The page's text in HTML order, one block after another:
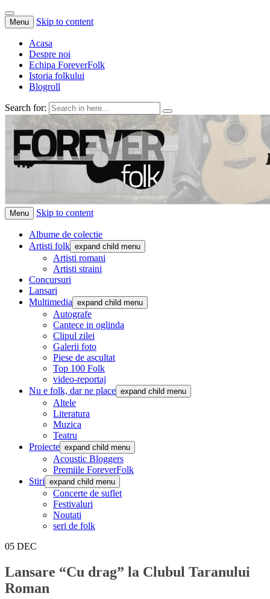
Menu Skip to content
Acasa
Despre noi
Echipa ForeverFolk
Istoria folkului
Blogroll
Search for:
ForeverFolk
Muzica sufletului tau
Menu Skip to content
Albume de colectie
Artisti folk expand child menu
Artisti romani
Artisti straini
Concursuri
Lansari
Multimedia expand child menu
Autografe
Cantece in oglinda
Clipul zilei
Galerii foto
Piese de ascultat
Top 100 Folk
video-reportaj
Nu e folk, dar ne place expand child menu
Altele
Literatura
Muzica
Teatru
Proiecte expand child menu
Acoustic Bloggers
Premiile ForeverFolk
Stiri expand child menu
Concerte de suflet
Festivaluri
Noutati
seri de folk
05 DEC
Lansare “Cu drag” la Clubul Taranului
Roman